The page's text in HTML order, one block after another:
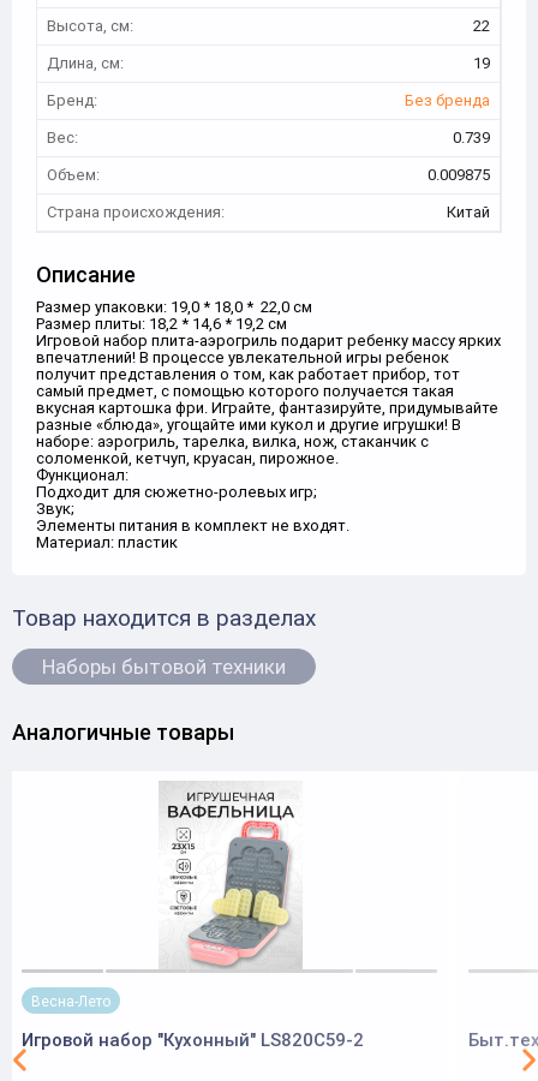
Высота, см:
22
Длина, см:
19
Бренд:
Без бренда
Вес:
0.739
Объем:
0.009875
Страна происхождения:
Китай
Описание
Размер упаковки: 19,0 * 18,0 * 22,0 см
Размер плиты: 18,2 * 14,6 * 19,2 см
Игровой набор плита-аэрогриль подарит ребенку массу ярких
впечатлений! В процессе увлекательной игры ребенок
получит представления о том, как работает прибор, тот
самый предмет, с помощью которого получается такая
вкусная картошка фри. Играйте, фантазируйте, придумывайте
разные «блюда», угощайте ими кукол и другие игрушки! В
наборе: аэрогриль, тарелка, вилка, нож, стаканчик с
соломенкой, кетчуп, круасан, пирожное.
Функционал:
Подходит для сюжетно-ролевых игр;
Звук;
Элементы питания в комплект не входят.
Материал: пластик
Товар находится в разделах
Наборы бытовой техники
Аналогичные товары
Весна-Лето
Игровой набор "Кухонный" LS820C59-2